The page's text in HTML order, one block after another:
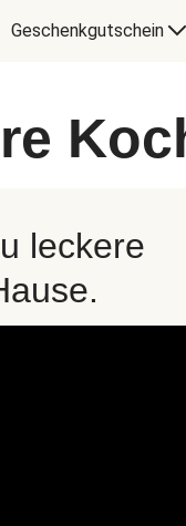
Geschenkgutschein
leckere